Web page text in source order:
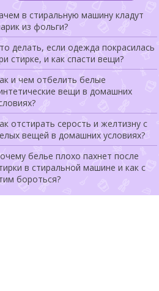
в стиральную машину кладут
из фольги?
делать, если одежда покрасилась
стирке, и как спасти вещи?
и чем отбелить белые
вещи в домашних
отстирать серость и желтизну с
вещей в домашних условиях?
белье плохо пахнет после
в стиральной машине и как с
бороться?